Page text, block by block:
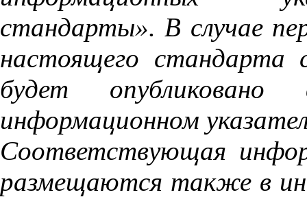
стандарты». В случае
настоящего стандарта
будет опубликовано
информационном
Соответствующая
размещаются также в